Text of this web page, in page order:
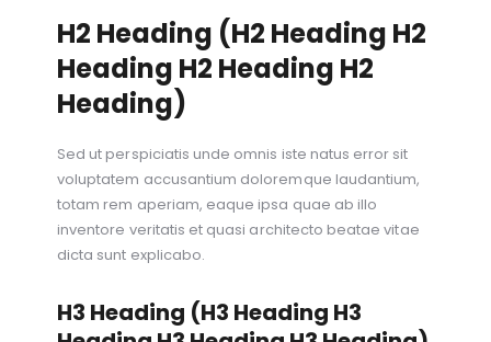
H2 Heading (H2 Heading H2
Heading H2 Heading H2
Heading)
Sed ut perspiciatis unde omnis iste natus error sit
voluptatem accusantium doloremque laudantium,
totam rem aperiam, eaque ipsa quae ab illo
inventore veritatis et quasi architecto beatae vitae
dicta sunt explicabo.
H3 Heading (H3 Heading H3